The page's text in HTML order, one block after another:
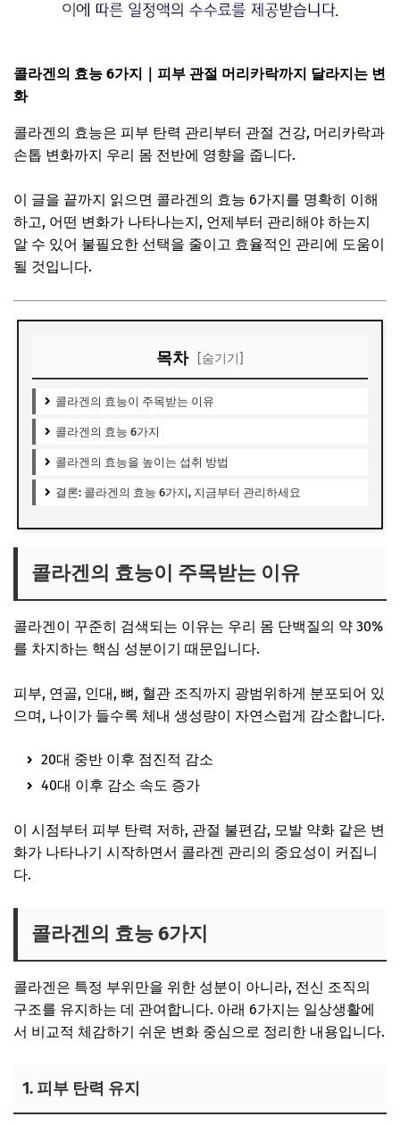
콜라겐의 효능 6가지｜피부 관절 머리카락까지 달라지는 변
화
콜라겐의 효능은 피부 탄력 관리부터 관절 건강, 머리카락과
손톱 변화까지 우리 몸 전반에 영향을 줍니다.
이 글을 끝까지 읽으면 콜라겐의 효능 6가지를 명확히 이해
하고, 어떤 변화가 나타나는지, 언제부터 관리해야 하는지
알 수 있어 불필요한 선택을 줄이고 효율적인 관리에 도움이
될 것입니다.
목차 [숨기기]
콜라겐의 효능이 주목받는 이유
콜라겐의 효능 6가지
콜라겐의 효능을 높이는 섭취 방법
결론: 콜라겐의 효능 6가지, 지금부터 관리하세요
콜라겐의 효능이 주목받는 이유
콜라겐이 꾸준히 검색되는 이유는 우리 몸 단백질의 약 30%
를 차지하는 핵심 성분이기 때문입니다.
피부, 연골, 인대, 뼈, 혈관 조직까지 광범위하게 분포되어 있
으며, 나이가 들수록 체내 생성량이 자연스럽게 감소합니다.
20대 중반 이후 점진적 감소
40대 이후 감소 속도 증가
이 시점부터 피부 탄력 저하, 관절 불편감, 모발 약화 같은 변
화가 나타나기 시작하면서 콜라겐 관리의 중요성이 커집니
다.
콜라겐의 효능 6가지
콜라겐은 특정 부위만을 위한 성분이 아니라, 전신 조직의
구조를 유지하는 데 관여합니다. 아래 6가지는 일상생활에
서 비교적 체감하기 쉬운 변화 중심으로 정리한 내용입니다.
1. 피부 탄력 유지